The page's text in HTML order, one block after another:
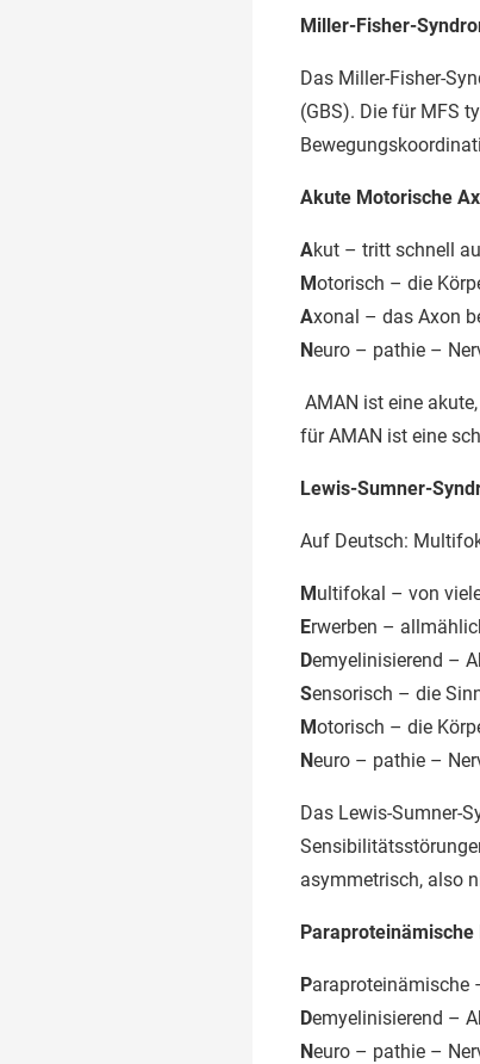
Miller-Fisher-
Das Miller-Fisher-
(GBS). Die für MFS
Akute Motorische
Akut – tritt schnell
Motorisch – die
Axonal – das Axon
Neuro – pathie –
AMAN ist eine
für AMAN ist eine
Lewis-Sumner-
Auf Deutsch:
Multifokal – von
Erwerben –
Demyelinisierend –
Sensorisch – die
Motorisch – die
Neuro – pathie –
Das Lewis-Sumner-
asymmetrisch, also
Paraproteinämische
Paraproteinämische
Demyelinisierend –
Neuro – pathie –